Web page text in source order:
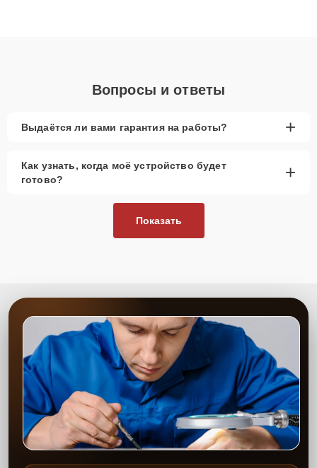
Вопросы и ответы
Выдаётся ли вами гарантия на работы? +
Как узнать, когда моё устройство будет
готово?
+
Показать